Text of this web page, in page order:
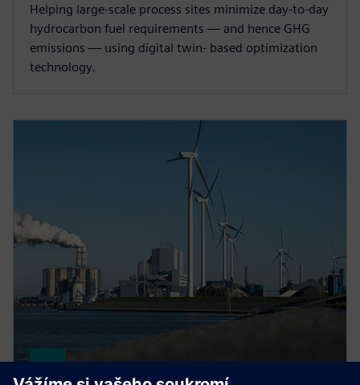
Helping large-scale process sites minimize day-to-day
hydrocarbon fuel requirements — and hence GHG
emissions — using digital twin- based optimization
technology.